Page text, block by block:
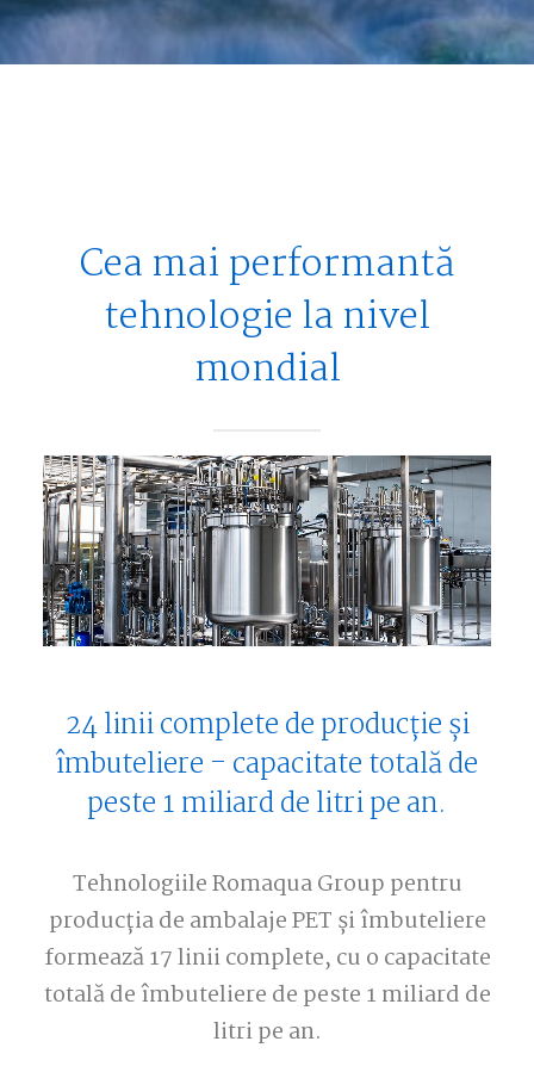
Cea mai performantă
tehnologie la nivel
mondial
24 linii complete de producție și
îmbuteliere - capacitate totală de
peste 1 miliard de litri pe an.
Tehnologiile Romaqua Group pentru
producția de ambalaje PET și îmbuteliere
formează 17 linii complete, cu o capacitate
totală de îmbuteliere de peste 1 miliard de
litri pe an.